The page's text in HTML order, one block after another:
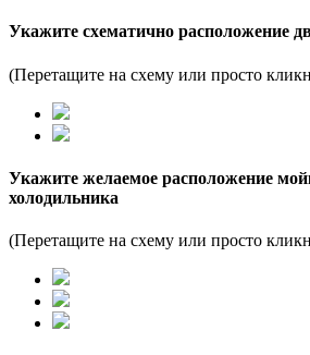
Укажите схематично расположение
(Перетащите на схему или просто
Укажите желаемое расположение
холодильника
(Перетащите на схему или просто